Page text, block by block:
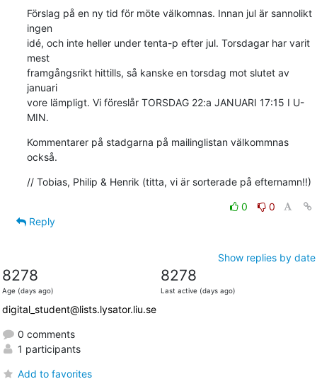
Förslag på en ny tid för möte välkomnas. Innan jul är sannolikt
ingen
idé, och inte heller under tenta-p efter jul. Torsdagar har varit
mest
framgångsrikt hittills, så kanske en torsdag mot slutet av
januari
vore lämpligt. Vi föreslår TORSDAG 22:a JANUARI 17:15 I U-
MIN.
Kommentarer på stadgarna på mailinglistan välkommnas
också.
// Tobias, Philip & Henrik (titta, vi är sorterade på efternamn!!)
0
0
Reply
Show replies by date
8278
Age (days ago)
8278
Last active (days ago)
digital_student@lists.lysator.liu.se
0 comments
1 participants
Add to favorites